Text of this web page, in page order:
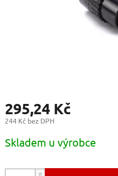
295,24 Kč
244 Kč bez DPH
cena:
Skladem u výrobce